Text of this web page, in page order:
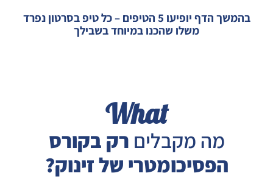
בהמשך הדף יופיעו 5 הטיפים – כל טיפ בסרטון נפרד
משלו שהכנו במיוחד בשבילך
What
מה מקבלים רק בקורס
הפסיכומטרי של זינוק?